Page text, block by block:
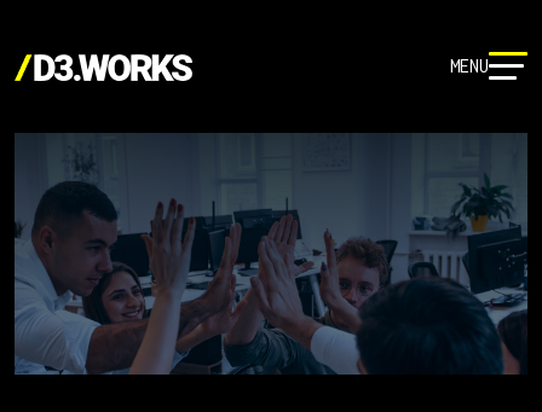
MENU